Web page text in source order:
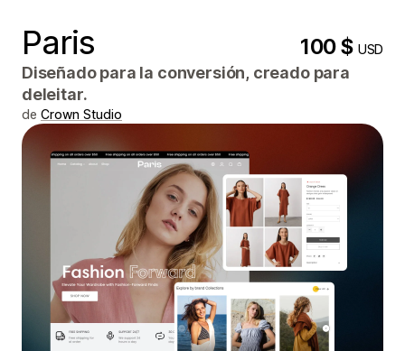
Paris 100 $USD
Diseñado para la conversión, creado para
deleitar.
de Crown Studio